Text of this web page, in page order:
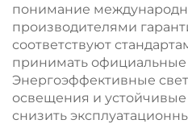
понимание
производителями
соответствуют
принимать
Энергоэффективные
освещения и
снизить